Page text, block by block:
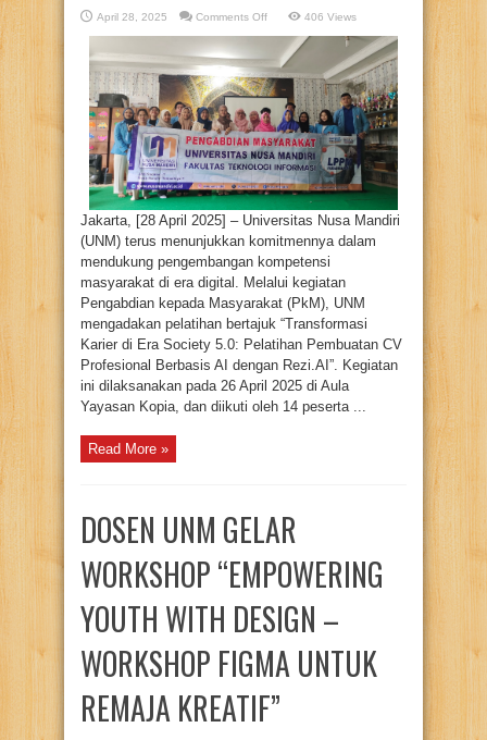
April 28, 2025 Comments Offon
Mandiri
Gelar
Pelatihan
“Transformasi
Karier
di
Era
Society
5.0”
Menggunakan
Rezi.AI
untuk
Membuat
CV
Profesional
AI
406 Views
Jakarta, [28 April 2025] – Universitas Nusa Mandiri
(UNM) terus menunjukkan komitmennya dalam
mendukung pengembangan kompetensi
masyarakat di era digital. Melalui kegiatan
Pengabdian kepada Masyarakat (PkM), UNM
mengadakan pelatihan bertajuk “Transformasi
Karier di Era Society 5.0: Pelatihan Pembuatan CV
Profesional Berbasis AI dengan Rezi.AI”. Kegiatan
ini dilaksanakan pada 26 April 2025 di Aula
Yayasan Kopia, dan diikuti oleh 14 peserta ...
Read More »
DOSEN UNM GELAR
WORKSHOP “EMPOWERING
YOUTH WITH DESIGN –
WORKSHOP FIGMA UNTUK
REMAJA KREATIF”